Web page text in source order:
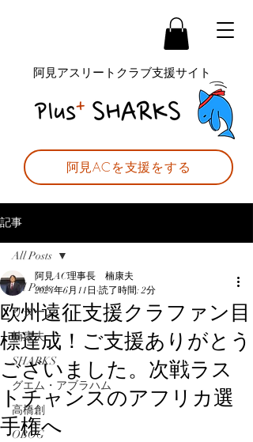
阿見アスリートクラブ支援サイト
阿見ACを支援をする
記事
All Posts
リターン
楠康夫
SHARKS
グエム・アブラハム
高橋創
OBOG
All Posts
欧州遠征支援クラファン目
標達成！ご支援ありがとう
ございました。次戦ラス
トチャンスのアフリカ選
手権へ
阿見AC理事長 楠康夫
2024年6月11日 読了時間: 2分